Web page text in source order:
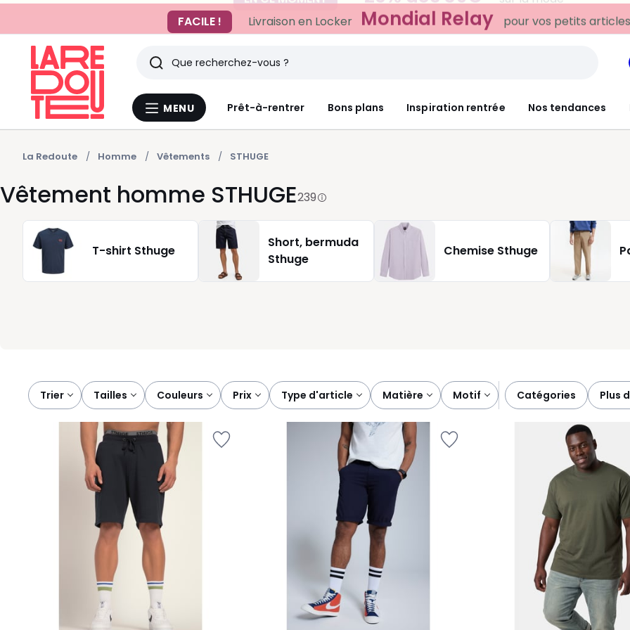
FACILE !
Livraison en Locker Mondial Relay pour vos petits articles
Menu
MENU Prêt-à-rentrer Bons plans Inspiration rentrée Nos tendances
Rechercher
Derniers
articles
vus
La Redoute Homme Vêtements STHUGE
Vêtement homme STHUGE239
T-shirt Sthuge
Short, bermuda
Sthuge
Chemise Sthuge
Trier
tailles couleurs prix type d'article matière motif catégories plus